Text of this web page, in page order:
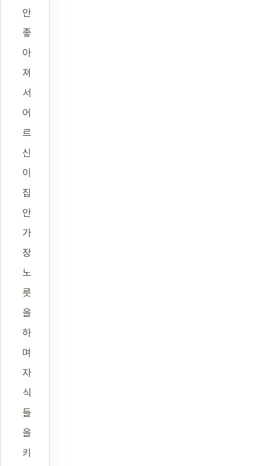
안
좋
아
져
서
어
르
신
이
집
안
가
장
노
릇
을
하
며
자
식
들
을
키